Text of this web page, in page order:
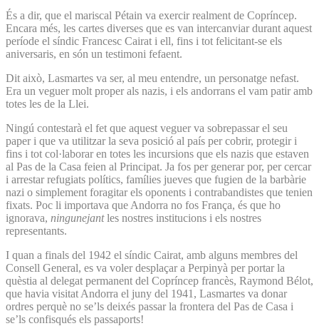
És a dir, que el mariscal Pétain va exercir realment de Copríncep.
Encara més, les cartes diverses que es van intercanviar durant aquest
període el síndic Francesc Cairat i ell, fins i tot felicitant-se els
aniversaris, en són un testimoni fefaent.
Dit això, Lasmartes va ser, al meu entendre, un personatge nefast.
Era un veguer molt proper als nazis, i els andorrans el vam patir amb
totes les de la Llei.
Ningú contestarà el fet que aquest veguer va sobrepassar el seu
paper i que va utilitzar la seva posició al país per cobrir, protegir i
fins i tot col·laborar en totes les incursions que els nazis que estaven
al Pas de la Casa feien al Principat. Ja fos per generar por, per cercar
i arrestar refugiats polítics, famílies jueves que fugien de la barbàrie
nazi o simplement foragitar els oponents i contrabandistes que tenien
fixats. Poc li importava que Andorra no fos França, és que ho
ignorava, ningunejantles nostres institucions i els nostres
representants.
I quan a finals del 1942 el síndic Cairat, amb alguns membres del
Consell General, es va voler desplaçar a Perpinyà per portar la
quèstia al delegat permanent del Copríncep francès, Raymond Bélot,
que havia visitat Andorra el juny del 1941, Lasmartes va donar
ordres perquè no se’ls deixés passar la frontera del Pas de Casa i
se’ls confisqués els passaports!